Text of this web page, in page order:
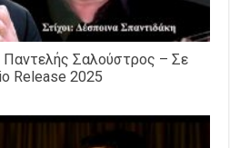
Σαλούστρος – Σε
Release 2025